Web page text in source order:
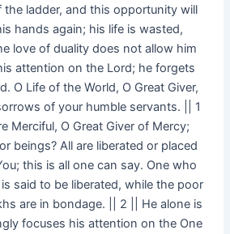
the ladder, and this opportunity will
hands again; his life is wasted,
love of duality does not allow him
attention on the Lord; he forgets
O Life of the World, O Great Giver,
of your humble servants. || 1
Merciful, O Great Giver of Mercy;
beings? All are liberated or placed
this is all one can say. One who
said to be liberated, while the poor
are in bondage. || 2 || He alone is
focuses his attention on the One